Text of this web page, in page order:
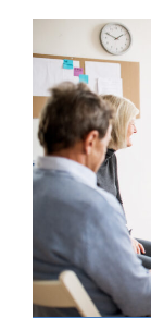
Engagement
Aktuelles
Jobs
Information